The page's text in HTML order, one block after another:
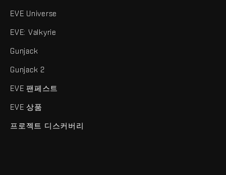
EVE Universe
EVE: Valkyrie
Gunjack
Gunjack 2
EVE 팬페스트
EVE 상품
프로젝트 디스커버리